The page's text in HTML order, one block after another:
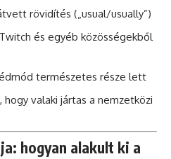
rövidítés („usual/usually”)
és egyéb közösségekből
természetes része lett
valaki jártas a nemzetközi
hogyan alakult ki a